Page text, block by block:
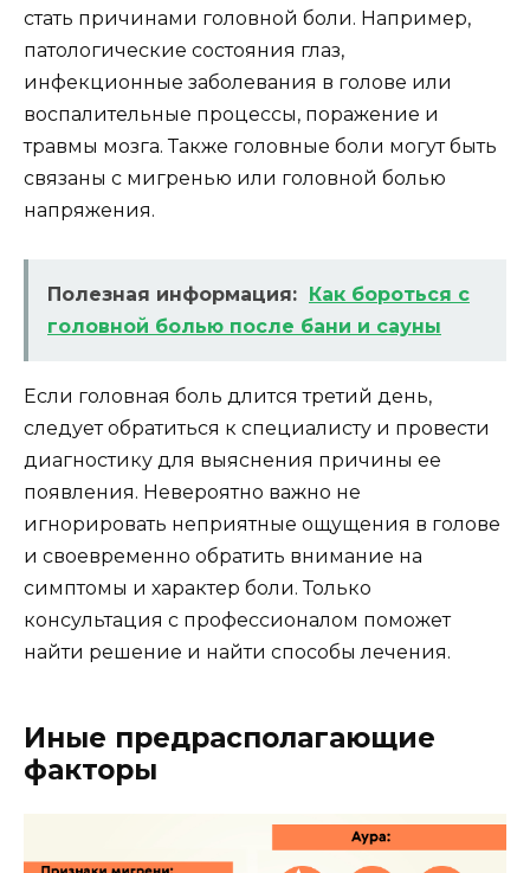
стать причинами головной боли. Например,
патологические состояния глаз,
инфекционные заболевания в голове или
воспалительные процессы, поражение и
травмы мозга. Также головные боли могут быть
связаны с мигренью или головной болью
напряжения.
Полезная информация: Как бороться с
головной болью после бани и сауны
Если головная боль длится третий день,
следует обратиться к специалисту и провести
диагностику для выяснения причины ее
появления. Невероятно важно не
игнорировать неприятные ощущения в голове
и своевременно обратить внимание на
симптомы и характер боли. Только
консультация с профессионалом поможет
найти решение и найти способы лечения.
Иные предрасполагающие
факторы